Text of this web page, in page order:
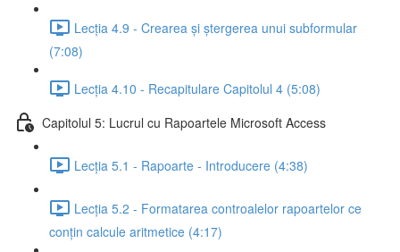
Lecția 4.9 - Crearea și ștergerea unui subformular
(7:08)
Lecția 4.10 - Recapitulare Capitolul 4 (5:08)
Capitolul 5: Lucrul cu Rapoartele Microsoft Access
Lecția 5.1 - Rapoarte - Introducere (4:38)
Lecția 5.2 - Formatarea controalelor rapoartelor ce
conțin calcule aritmetice (4:17)